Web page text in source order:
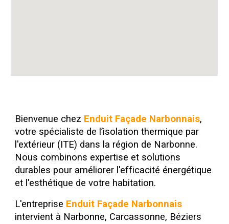
Bienvenue chez Enduit Façade Narbonnais,
votre spécialiste de l’isolation thermique par
l'extérieur (ITE) dans la région de Narbonne.
Nous combinons expertise et solutions
durables pour améliorer l'efficacité énergétique
et l'esthétique de votre habitation.
L'entreprise Enduit Façade Narbonnais
intervient à Narbonne, Carcassonne, Béziers